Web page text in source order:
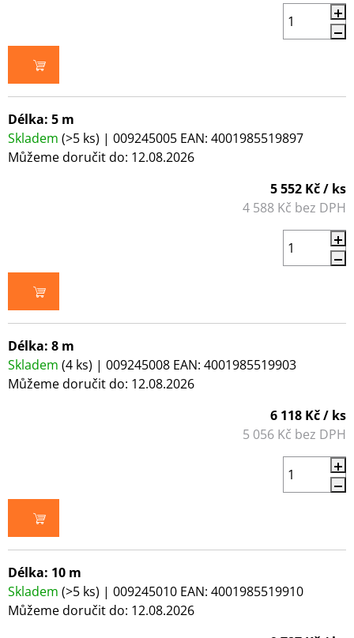
DO KOŠÍKU
Délka: 5 m
Skladem (>5 ks) | 009245005 EAN: 4001985519897
Můžeme doručit do: 12.08.2026
5 552 Kč/ ks
4 588 Kč bez DPH
DO KOŠÍKU
Délka: 8 m
Skladem (4 ks) | 009245008 EAN: 4001985519903
Můžeme doručit do: 12.08.2026
6 118 Kč/ ks
5 056 Kč bez DPH
DO KOŠÍKU
Délka: 10 m
Skladem (>5 ks) | 009245010 EAN: 4001985519910
Můžeme doručit do: 12.08.2026